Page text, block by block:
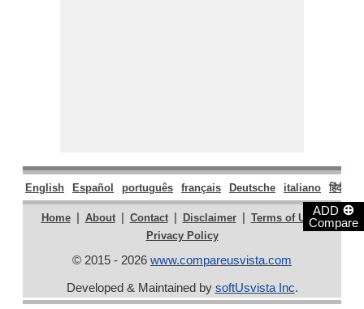
ADD ⊕
Compare
English Español português français Deutsche italiano हिंदी
Home | About | Contact | Disclaimer | Terms of Use |
Privacy Policy
© 2015 - 2026 www.compareusvista.com
Developed & Maintained by softUsvista Inc.